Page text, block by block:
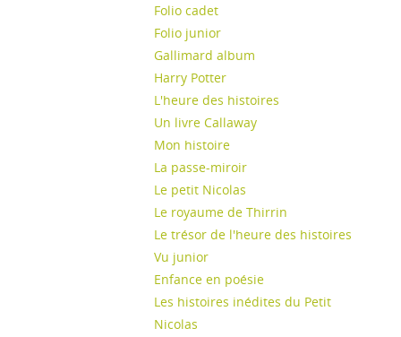
Folio cadet
Folio junior
Gallimard album
Harry Potter
L'heure des histoires
Un livre Callaway
Mon histoire
La passe-miroir
Le petit Nicolas
Le royaume de Thirrin
Le trésor de l'heure des histoires
Vu junior
Enfance en poésie
Les histoires inédites du Petit
Nicolas